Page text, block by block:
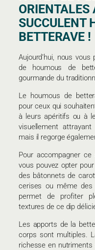
ORIENTALES
SUCCULENT
BETTERAVE !
Aujourd’hui, nous
de houmous de
gourmande du
Le houmous de
pour ceux qui
à leurs apéritifs ou à
visuellement
mais il regorge
Pour accompagner ce
vous pouvez opter
des bâtonnets de
cerises ou même des
permet de profiter
textures de ce dip
Les apports de la
corps sont multiples.
richesse en